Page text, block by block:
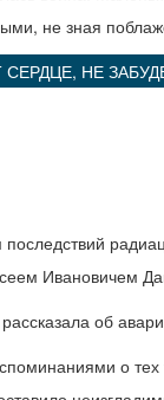
не зная
СЕРДЦЕ, НЕ
Ивановичем
об
о тех